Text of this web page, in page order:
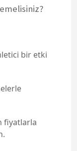
bir etki
fiyatlarla